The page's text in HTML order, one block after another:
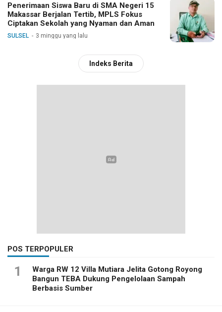
Penerimaan Siswa Baru di SMA Negeri 15
Makassar Berjalan Tertib, MPLS Fokus
Ciptakan Sekolah yang Nyaman dan Aman
SULSEL 3 minggu yang lalu
Indeks Berita
POS TERPOPULER
1
Warga RW 12 Villa Mutiara Jelita Gotong Royong
Bangun TEBA Dukung Pengelolaan Sampah
Berbasis Sumber